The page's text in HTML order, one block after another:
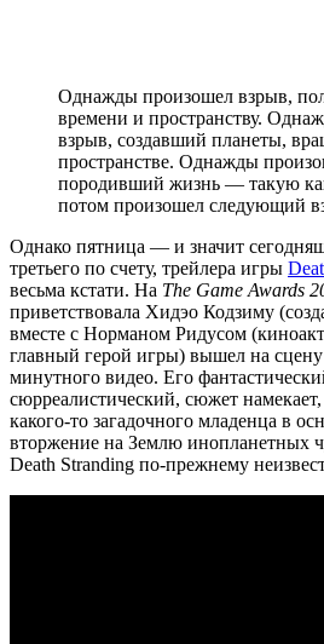
Однажды произошел взрыв,
времени и пространству.
взрыв, создавший планеты,
пространстве. Однажды
породивший жизнь — такую
потом произошел следующий
Однако пятница — и значит
третьего по счету, трейлера игры
весьма кстати. На The Game Awards
приветствовала Хидэо Кодзиму
вместе с Норманом Ридусом
главный герой игры) вышел на
минутного видео. Его
сюрреалистический, сюжет
какого-то загадочного младенца в
вторжение на Землю инопланетных
Death Stranding по-прежнему